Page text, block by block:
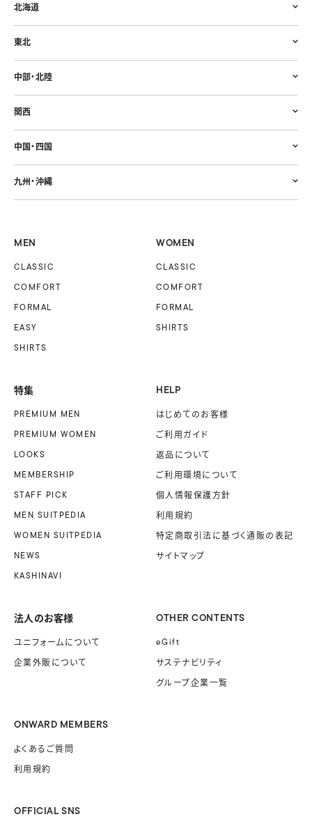
北海道
東北
中部・北陸
関西
中国・四国
九州・沖縄
MEN
CLASSIC
COMFORT
FORMAL
EASY
SHIRTS
WOMEN
CLASSIC
COMFORT
FORMAL
SHIRTS
特集
PREMIUM MEN
PREMIUM WOMEN
LOOKS
MEMBERSHIP
STAFF PICK
MEN SUITPEDIA
WOMEN SUITPEDIA
NEWS
KASHINAVI
HELP
はじめてのお客様
ご利用ガイド
返品について
ご利用環境について
個人情報保護方針
利用規約
特定商取引法に基づく通販の表記
サイトマップ
法人のお客様
ユニフォームについて
企業外販について
OTHER CONTENTS
eGift
サステナビリティ
グループ企業一覧
ONWARD MEMBERS
よくあるご質問
利用規約
OFFICIAL SNS